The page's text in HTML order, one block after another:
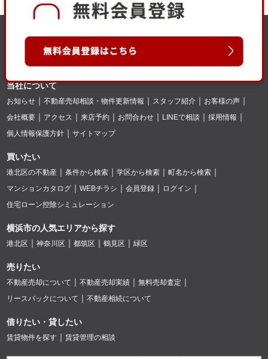
当社について
お知らせ 不動産売却相談・物件更新情報 スタッフ紹介
お客様の声
会社概要
アクセス 来店予約 お問合わせ LINEで相談
採用情報
個人情報保護方針
サイトマップ
買いたい
港北区の不動産 条件から検索 学区から検索
町名から検索
マンションカタログ
WEBチラシ 会員登録
ログイン
住宅ローン控除シミュレーション
横浜市の人気エリアから探す
港北区 神奈川区 都筑区 鶴見区 緑区
売りたい
不動産売却について 不動産売却実績
無料売却査定
リースバックについて
不動産相続について
借りたい・貸したい
賃貸物件を探す 賃貸管理の相談